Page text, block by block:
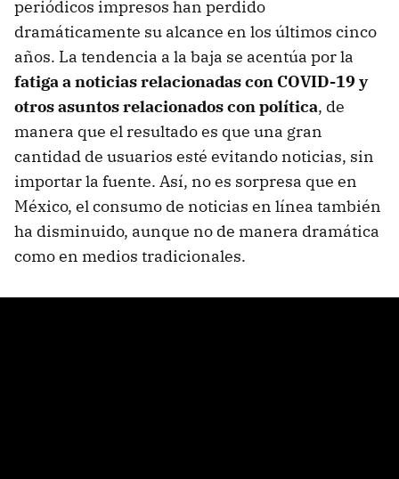
periódicos impresos han perdido
dramáticamente su alcance en los últimos cinco
años. La tendencia a la baja se acentúa por la
fatiga a noticias relacionadas con COVID-19 y
otros asuntos relacionados con política, de
manera que el resultado es que una gran
cantidad de usuarios esté evitando noticias, sin
importar la fuente. Así, no es sorpresa que en
México, el consumo de noticias en línea también
ha disminuido, aunque no de manera dramática
como en medios tradicionales.